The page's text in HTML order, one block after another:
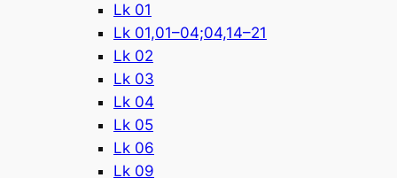
Lk 01
Lk 01,01–04;04,14–21
Lk 02
Lk 03
Lk 04
Lk 05
Lk 06
Lk 09